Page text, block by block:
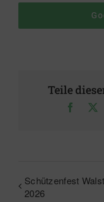
Teile
Schützenfest
2026